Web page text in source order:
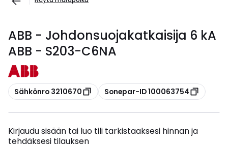
ABB - Johdonsuojakatkaisija 6 kA
ABB - S203-C6NA
Kopioi
Sähkönro 3210670 Kopioi
Sonepar-ID 100063754
Kirjaudu sisään tai luo tili tarkistaaksesi hinnan ja
tehdäksesi tilauksen